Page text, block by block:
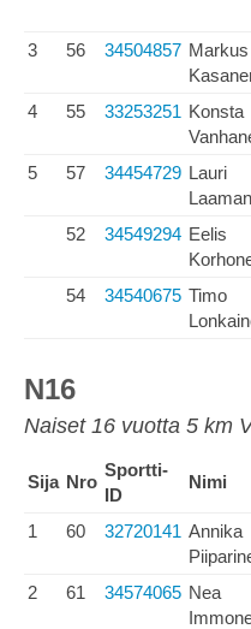
3 56 34504857 Markus
4 55 33253251 Konsta
5 57 34454729 Lauri
52 34549294 Eelis
54 34540675 Timo
N16
Naiset 16 vuotta 5 km
Sija Nro
Sportti-
ID
Nimi
1 60 32720141 Annika
2 61 34574065 Nea